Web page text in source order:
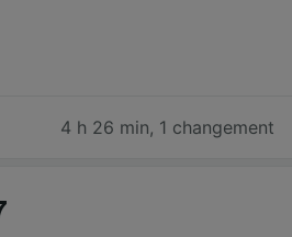
4 h 26 min, 1 changement